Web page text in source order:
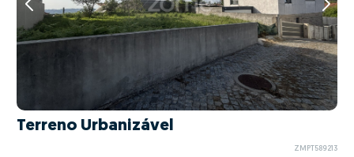
Terreno Urbanizável
ZMPT589213